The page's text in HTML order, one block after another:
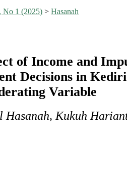
No 1 (2025) >Hasanah
of Income and
Decisions in
Variable
Hasanah, Kukuh